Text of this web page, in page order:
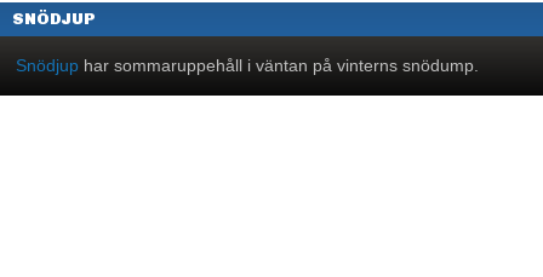
SNÖDJUP
Snödjup har sommaruppehåll i väntan på vinterns snödump.